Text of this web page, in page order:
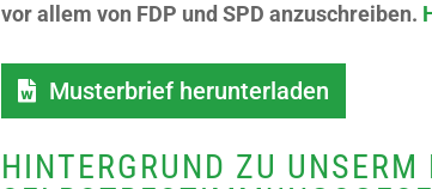
vor allem von FDP und SPD anzuschreiben.
Musterbrief herunterladen
HINTERGRUND ZU